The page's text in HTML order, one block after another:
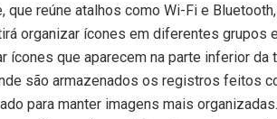
que reúne atalhos como Wi-Fi e
organizar ícones em diferentes grupos
ícones que aparecem na parte inferior da
são armazenados os registros feitos
para manter imagens mais